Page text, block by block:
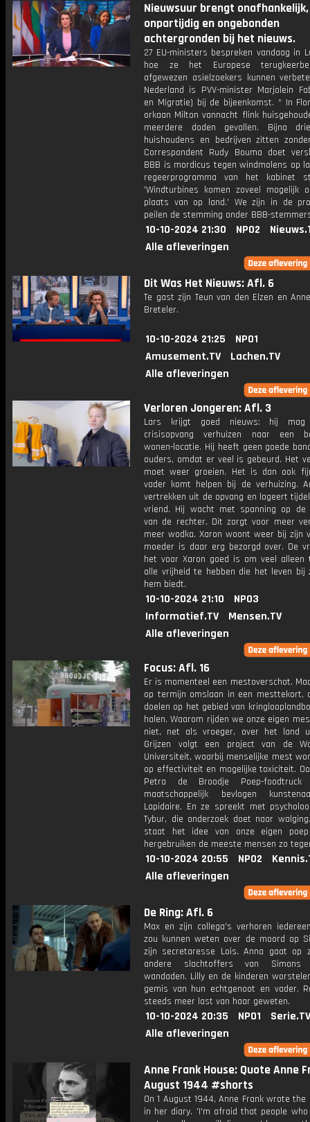
Nieuwsuur brengt onafhankelijk,
onpartijdig en ongebonden
achtergronden bij het nieuws.
27 EU-ministers bespreken vandaag in
hoe ze het Europese
afgewezen asielzoekers kunnen
Nederland is PVV-minister Marjolein
en Migratie) bij de bijeenkomst. * In
orkaan Milton vannacht flink
meerdere doden gevallen. Bijna
huishoudens en bedrijven zitten
Correspondent Rudy Bouma doet
BBB is mordicus tegen windmolens op
regeerprogramma van het kabinet
'Windturbines komen zoveel mogelijk
plaats van op land.' We zijn in de
peilen de stemming onder BBB-
10-10-2024 21:30 NPO2
Alle afleveringen
Dit Was Het Nieuws: Afl. 6
Te gast zijn Teun van den Elzen en
Breteler.
10-10-2024 21:25
NPO1
Amusement.TV
Lachen.TV
Alle afleveringen
Verloren Jongeren: Afl. 3
Lars krijgt goed nieuws: hij
crisisopvang verhuizen naar een
wonen-locatie. Hij heeft geen goede
ouders, omdat er veel is gebeurd. Het
moet weer groeien. Het is dan ook
vader komt helpen bij de verhuizing.
vertrekken uit de opvang en logeert
vriend. Hij wacht met spanning op de
van de rechter. Dit zorgt voor meer
meer wodka. Xaron woont weer bij zijn
moeder is daar erg bezorgd over. De
het voor Xaron goed is om veel alleen
alle vrijheid te hebben die het leven bij
hem biedt.
10-10-2024 21:10
NPO3
Informatief.TV
Mensen.TV
Alle afleveringen
Focus: Afl. 16
Er is momenteel een mestoverschot.
op termijn omslaan in een mesttekort,
doelen op het gebied van
halen. Waarom rijden we onze eigen
niet, net als vroeger, over het land
Grijzen volgt een project van de
Universiteit, waarbij menselijke mest
op effectiviteit en mogelijke toxiciteit.
Petra de Broodje Poep-
maatschappelijk bevlogen
Lapidaire. En ze spreekt met
Tybur, die onderzoek doet naar
staat het idee van onze eigen
hergebruiken de meeste mensen zo
10-10-2024 20:55 NPO2
Alle afleveringen
De Ring: Afl. 6
Max en zijn collega's verhoren
zou kunnen weten over de moord op
zijn secretaresse Lois. Anna gaat op
andere slachtoffers van Simons
wandaden. Lilly en de kinderen
gemis van hun echtgenoot en vader.
steeds meer last van haar geweten.
10-10-2024 20:35 NPO1
Serie.TV
Alle afleveringen
Anne Frank House: Quote Anne
August 1944 #shorts
On 1 August 1944, Anne Frank wrote
in her diary. 'I'm afraid that people